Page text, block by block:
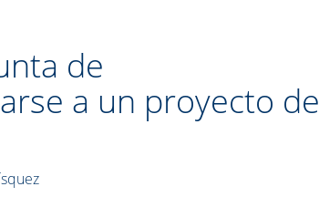
de
a un proyecto de